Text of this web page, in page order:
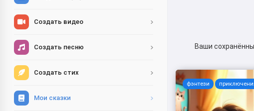
Создать видео
Создать песню
Создать стих
Мои сказки
Ваши
фэнтези